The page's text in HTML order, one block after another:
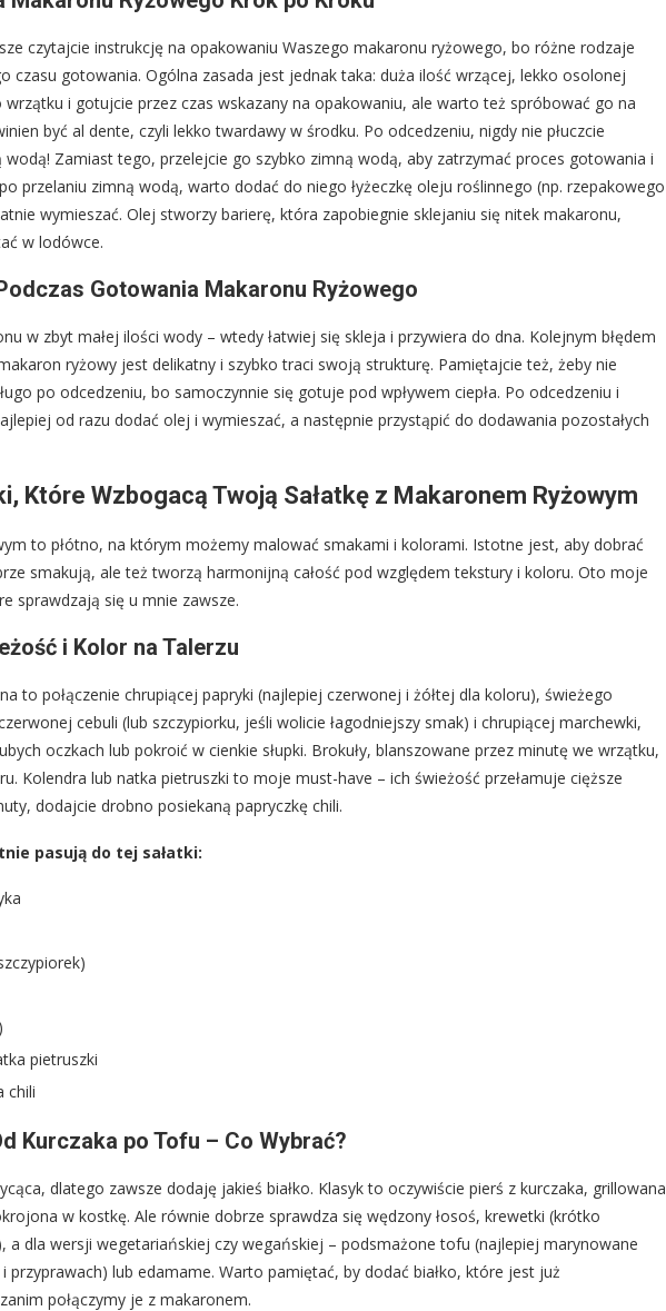
czytajcie instrukcję na opakowaniu Waszego makaronu ryżowego, bo różne rodzaje
czasu gotowania. Ogólna zasada jest jednak taka: duża ilość wrzącej, lekko osolonej
i gotujcie przez czas wskazany na opakowaniu, ale warto też spróbować go na
być al dente, czyli lekko twardawy w środku. Po odcedzeniu, nigdy nie płuczcie
Zamiast tego, przelejcie go szybko zimną wodą, aby zatrzymać proces gotowania i
przelaniu zimną wodą, warto dodać do niego łyżeczkę oleju roślinnego (np. rzepakowego
wymieszać. Olej stworzy barierę, która zapobiegnie sklejaniu się nitek makaronu,
w lodówce.
Gotowania Makaronu Ryżowego
w zbyt małej ilości wody – wtedy łatwiej się skleja i przywiera do dna. Kolejnym błędem
ryżowy jest delikatny i szybko traci swoją strukturę. Pamiętajcie też, żeby nie
po odcedzeniu, bo samoczynnie się gotuje pod wpływem ciepła. Po odcedzeniu i
od razu dodać olej i wymieszać, a następnie przystąpić do dodawania pozostałych
Które Wzbogacą Twoją Sałatkę z Makaronem Ryżowym
to płótno, na którym możemy malować smakami i kolorami. Istotne jest, aby dobrać
smakują, ale też tworzą harmonijną całość pod względem tekstury i koloru. Oto moje
sprawdzają się u mnie zawsze.
i Kolor na Talerzu
to połączenie chrupiącej papryki (najlepiej czerwonej i żółtej dla koloru), świeżego
cebuli (lub szczypiorku, jeśli wolicie łagodniejszy smak) i chrupiącej marchewki,
oczkach lub pokroić w cienkie słupki. Brokuły, blanszowane przez minutę we wrzątku,
Kolendra lub natka pietruszki to moje must-have – ich świeżość przełamuje cięższe
dodajcie drobno posiekaną papryczkę chili.
pasują do tej sałatki:
pietruszki
chili
Kurczaka po Tofu – Co Wybrać?
dlatego zawsze dodaję jakieś białko. Klasyk to oczywiście pierś z kurczaka, grillowana
w kostkę. Ale równie dobrze sprawdza się wędzony łosoś, krewetki (krótko
a dla wersji wegetariańskiej czy wegańskiej – podsmażone tofu (najlepiej marynowane
lub edamame. Warto pamiętać, by dodać białko, które jest już
połączymy je z makaronem.